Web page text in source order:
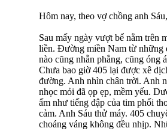
Hôm nay, theo vợ chồng anh
Sau mấy ngày vượt bể nằm trên
liền. Đường miền Nam từ những
nào cũng nhẵn phẳng, cũng
Chưa bao giờ 405 lại được xê
đường. Anh nhìn chân trời. Anh
nhọc mỏi đã ọp ẹp, mềm yếu.
ấm như tiếng đập của tim phổi
cảm. Anh Sáu thử máy. 405
choáng váng không đều nhịp.